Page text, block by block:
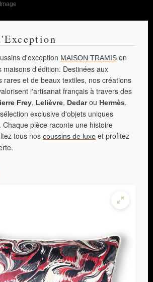
Image
d'exception MAISON TRAMIS en
maisons d'édition. Destinées aux
rares et de beaux textiles, nos créations
l'artisanat français à travers des
Frey, Lelièvre, Dedarou Hermès.
exclusive d'objets uniques
Chaque pièce raconte une histoire
tous nos coussins de luxe et profitez